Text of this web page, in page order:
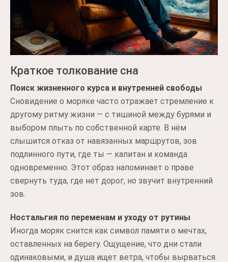
Краткое толкование сна
Поиск жизненного курса и внутренней свободы
Сновидение о моряке часто отражает стремление к
другому ритму жизни — с тишиной между бурями и
выбором плыть по собственной карте. В нём
слышится отказ от навязанных маршрутов, зов
подлинного пути, где ты — капитан и команда
одновременно. Этот образ напоминает о праве
свернуть туда, где нет дорог, но звучит внутренний
зов.
Ностальгия по переменам и уходу от рутины
Иногда моряк снится как символ памяти о мечтах,
оставленных на берегу. Ощущение, что дни стали
одинаковыми, и душа ищет ветра, чтобы вырваться.